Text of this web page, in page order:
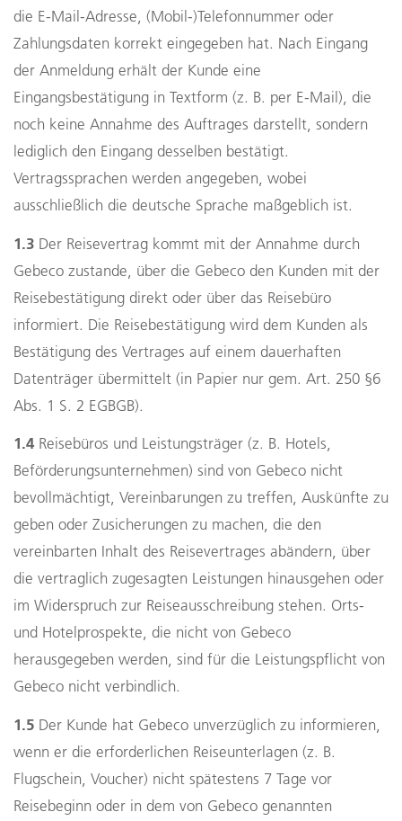
die E-Mail-Adresse, (Mobil-)Telefonnummer oder
Zahlungsdaten korrekt eingegeben hat. Nach Eingang
der Anmeldung erhält der Kunde eine
Eingangsbestätigung in Textform (z. B. per E-Mail), die
noch keine Annahme des Auftrages darstellt, sondern
lediglich den Eingang desselben bestätigt.
Vertragssprachen werden angegeben, wobei
ausschließlich die deutsche Sprache maßgeblich ist.
1.3 Der Reisevertrag kommt mit der Annahme durch
Gebeco zustande, über die Gebeco den Kunden mit der
Reisebestätigung direkt oder über das Reisebüro
informiert. Die Reisebestätigung wird dem Kunden als
Bestätigung des Vertrages auf einem dauerhaften
Datenträger übermittelt (in Papier nur gem. Art. 250 §6
Abs. 1 S. 2 EGBGB).
1.4Reisebüros und Leistungsträger (z. B. Hotels,
Beförderungsunternehmen) sind von Gebeco nicht
bevollmächtigt, Vereinbarungen zu treffen, Auskünfte zu
geben oder Zusicherungen zu machen, die den
vereinbarten Inhalt des Reisevertrages abändern, über
die vertraglich zugesagten Leistungen hinausgehen oder
im Widerspruch zur Reiseausschreibung stehen. Orts-
und Hotelprospekte, die nicht von Gebeco
herausgegeben werden, sind für die Leistungspflicht von
Gebeco nicht verbindlich.
1.5 Der Kunde hat Gebeco unverzüglich zu informieren,
wenn er die erforderlichen Reiseunterlagen (z. B.
Flugschein, Voucher) nicht spätestens 7 Tage vor
Reisebeginn oder in dem von Gebeco genannten